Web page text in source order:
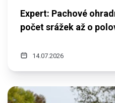
Expert: Pachové
počet srážek až o
14.07.2026